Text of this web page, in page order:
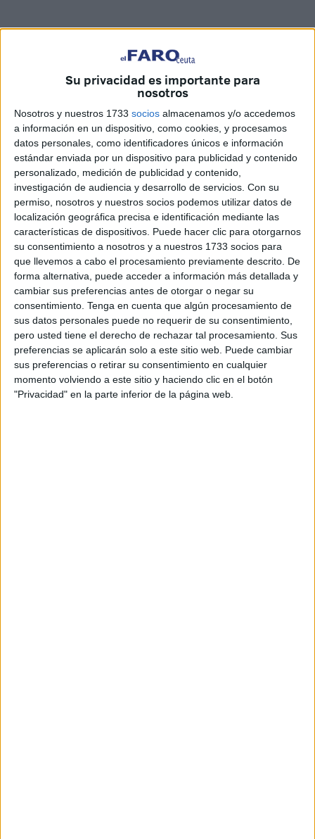
Su privacidad es importante para
nosotros
Nosotros y nuestros 1733 socios almacenamos y/o accedemos
a información en un dispositivo, como cookies, y procesamos
datos personales, como identificadores únicos e información
estándar enviada por un dispositivo para publicidad y contenido
personalizado, medición de publicidad y contenido,
investigación de audiencia y desarrollo de servicios. Con su
permiso, nosotros y nuestros socios podemos utilizar datos de
localización geográfica precisa e identificación mediante las
características de dispositivos. Puede hacer clic para otorgarnos
su consentimiento a nosotros y a nuestros 1733 socios para
que llevemos a cabo el procesamiento previamente descrito. De
forma alternativa, puede acceder a información más detallada y
cambiar sus preferencias antes de otorgar o negar su
consentimiento. Tenga en cuenta que algún procesamiento de
sus datos personales puede no requerir de su consentimiento,
pero usted tiene el derecho de rechazar tal procesamiento. Sus
preferencias se aplicarán solo a este sitio web. Puede cambiar
sus preferencias o retirar su consentimiento en cualquier
momento volviendo a este sitio y haciendo clic en el botón
"Privacidad" en la parte inferior de la página web.
Eldirector deportivode laAgrupación Deportiva
Ceuta , Edu Villegas, ha hablado en las pistas de atletismo
en la vuelta alentrenamientodel equipo para analizar
cómo va la planificación del equipo para la temporada 24-
25.
Edu Villegas se ha mostrado contento por cómo esta
progresando el club: “Está siendo un ritmo frenético,
hemos traído a los perfiles y futbolistas que queríamos,
Ceuta es un espejo donde se están mirando ya muchos
futbolistas importantes y un modelo a seguir. Lo estamos
notando en el paso del mercado y la verdad es que todo lo
que venimos haciendo atrás y lo que este club lleva
consiguiendo tiempo atrás se está reflejando en el fútbol
español”, afirmó Villegas.
El jerezano también ha querido destacar los grandes